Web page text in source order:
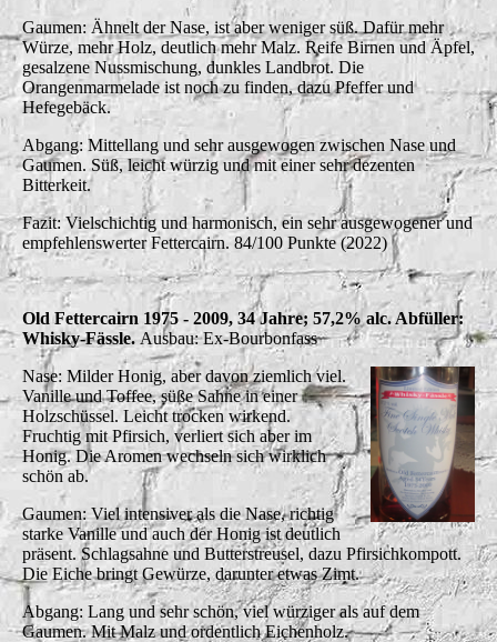
Gaumen: Ähnelt der Nase, ist aber weniger süß. Dafür mehr
Würze, mehr Holz, deutlich mehr Malz. Reife Birnen und Äpfel,
gesalzene Nussmischung, dunkles Landbrot. Die
Orangenmarmelade ist noch zu finden, dazu Pfeffer und
Hefegebäck.
Abgang: Mittellang und sehr ausgewogen zwischen Nase und
Gaumen. Süß, leicht würzig und mit einer sehr dezenten
Bitterkeit.
Fazit: Vielschichtig und harmonisch, ein sehr ausgewogener und
empfehlenswerter Fettercairn. 84/100 Punkte (2022)
Old Fettercairn 1975 - 2009, 34 Jahre; 57,2% alc. Abfüller:
Whisky-Fässle.Ausbau: Ex-Bourbonfass
Nase: Milder Honig, aber davon ziemlich viel.
Vanille und Toffee, süße Sahne in einer
Holzschüssel. Leicht trocken wirkend.
Fruchtig mit Pfirsich, verliert sich aber im
Honig. Die Aromen wechseln sich wirklich
schön ab.
Gaumen: Viel intensiver als die Nase, richtig
starke Vanille und auch der Honig ist deutlich
präsent. Schlagsahne und Butterstreusel, dazu Pfirsichkompott.
Die Eiche bringt Gewürze, darunter etwas Zimt.
Abgang: Lang und sehr schön, viel würziger als auf dem
Gaumen. Mit Malz und ordentlich Eichenholz.